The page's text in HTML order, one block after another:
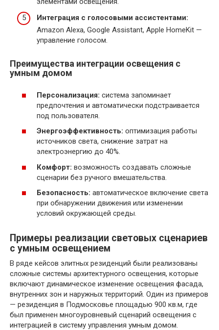
Интеграция с голосовыми ассистентами:
Amazon Alexa, Google Assistant, Apple HomeKit —
управление голосом.
Преимущества интеграции освещения с
умным домом
Персонализация: система запоминает
предпочтения и автоматически подстраивается
под пользователя.
Энергоэффективность: оптимизация работы
источников света, снижение затрат на
электроэнергию до 40%.
Комфорт: возможность создавать сложные
сценарии без ручного вмешательства.
Безопасность: автоматическое включение света
при обнаружении движения или изменении
условий окружающей среды.
Примеры реализации световых сценариев
с умным освещением
В ряде кейсов элитных резиденций были реализованы
сложные системы архитектурного освещения, которые
включают динамическое изменение освещения фасада,
внутренних зон и наружных территорий. Один из примеров
— резиденция в Подмосковье площадью 900 кв.м, где
был применен многоуровневый сценарий освещения с
интеграцией в систему управления умным домом.